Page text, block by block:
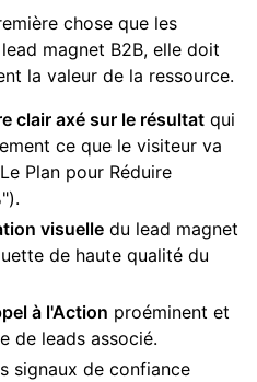
chose que les
magnet B2B, elle doit
la valeur de la ressource.
clair axé sur le résultat qui
ce que le visiteur va
Plan pour Réduire
visuelle du lead magnet
de haute qualité du
à l'Action proéminent et
de leads associé.
signaux de confiance